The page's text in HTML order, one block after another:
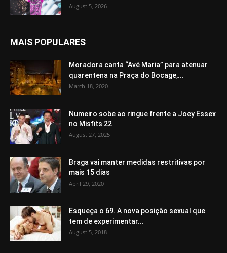
August 5, 2026
MAIS POPULARES
Moradora canta “Avé Maria” para atenuar
quarentena na Praça do Bocage,...
March 18, 2020
Numeiro sobe ao ringue frente a Joey Essex
no Misfits 22
August 27, 2025
Braga vai manter medidas restritivas por
mais 15 dias
April 29, 2020
Esqueça o 69. A nova posição sexual que
tem de experimentar...
August 5, 2018